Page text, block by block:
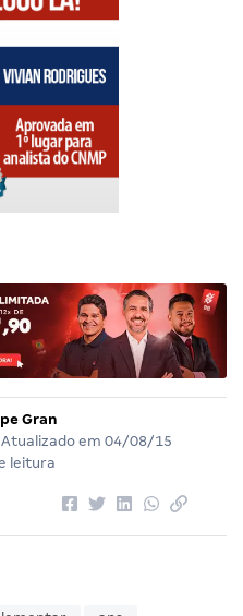
Gran
Atualizado em 04/08/15
leitura